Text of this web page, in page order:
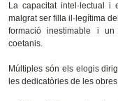
La capacitat intel·lectual
malgrat ser filla il·legítima
formació inestimable i
coetanis.
Múltiples són els elogis
les dedicatòries de les